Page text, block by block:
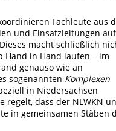
Fachleute aus
und Einsatzleitungen auf
macht schließlich
Hand in Hand laufen – im
genauso wie an
sogenannten Komplexen
in Niedersachsen
regelt, dass der NLWKN
in gemeinsamen Stäben